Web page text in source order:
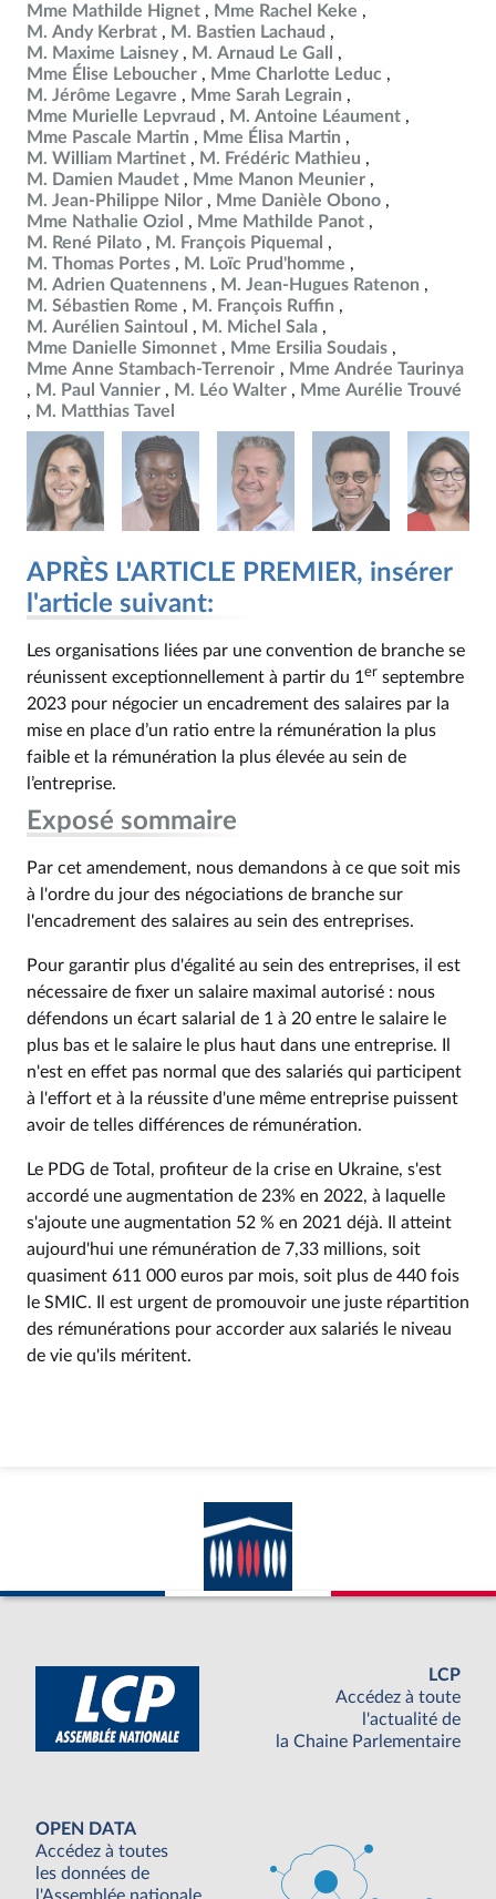
Mme Mathilde Hignet
Mme Rachel Keke
M. Andy Kerbrat
M. Bastien Lachaud
M. Maxime Laisney
M. Arnaud Le Gall
Mme Élise Leboucher
Mme Charlotte Leduc
M. Jérôme Legavre
Mme Sarah Legrain
Mme Murielle Lepvraud
M. Antoine Léaument
Mme Pascale Martin
Mme Élisa Martin
M. William Martinet
M. Frédéric Mathieu
M. Damien Maudet
Mme Manon Meunier
M. Jean-Philippe Nilor
Mme Danièle Obono
Mme Nathalie Oziol
Mme Mathilde Panot
M. René Pilato
M. François Piquemal
M. Thomas Portes
M. Loïc Prud'homme
M. Adrien Quatennens
M. Jean-Hugues Ratenon
M. Sébastien Rome
M. François Ruffin
M. Aurélien Saintoul
M. Michel Sala
Mme Danielle Simonnet
Mme Ersilia Soudais
Mme Anne Stambach-Terrenoir
Mme Andrée Taurinya
M. Paul Vannier
M. Léo Walter
Mme Aurélie Trouvé
M. Matthias Tavel
APRÈS L'ARTICLE PREMIER, insérer
l'article suivant:
Les organisations liées par une convention de branche se
réunissent exceptionnellement à partir du 1 er septembre
2023 pour négocier un encadrement des salaires par la
mise en place d’un ratio entre la rémunération la plus
faible et la rémunération la plus élevée au sein de
l’entreprise.
Exposé sommaire
Par cet amendement, nous demandons à ce que soit mis
à l'ordre du jour des négociations de branche sur
l'encadrement des salaires au sein des entreprises.
Pour garantir plus d'égalité au sein des entreprises, il est
nécessaire de fixer un salaire maximal autorisé : nous
défendons un écart salarial de 1 à 20 entre le salaire le
plus bas et le salaire le plus haut dans une entreprise. Il
n'est en effet pas normal que des salariés qui participent
à l'effort et à la réussite d'une même entreprise puissent
avoir de telles différences de rémunération.
Le PDG de Total, profiteur de la crise en Ukraine, s'est
accordé une augmentation de 23% en 2022, à laquelle
s'ajoute une augmentation 52 % en 2021 déjà. Il atteint
aujourd'hui une rémunération de 7,33 millions, soit
quasiment 611 000 euros par mois, soit plus de 440 fois
le SMIC. Il est urgent de promouvoir une juste répartition
des rémunérations pour accorder aux salariés le niveau
de vie qu'ils méritent.
LCP
Accédez à toute
l'actualité de
la Chaine Parlementaire
OPEN DATA
Accédez à toutes
les données de